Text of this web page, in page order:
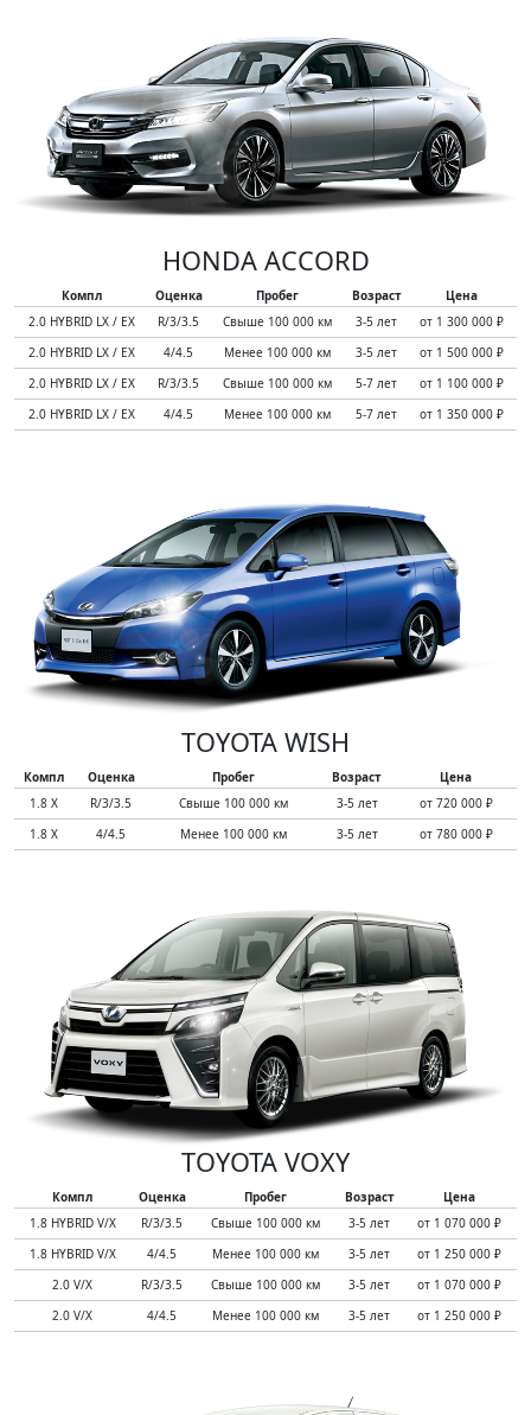
HONDA ACCORD
Компл Оценка Пробег Возраст
Цена
2.0 HYBRID LX / EX
R/3/3.5 Свыше 100 000 км 3-5 лет
от 1 300 000 ₽
2.0 HYBRID LX / EX
4/4.5 Менее 100 000 км 3-5 лет
от 1 500 000 ₽
2.0 HYBRID LX / EX
R/3/3.5 Свыше 100 000 км 5-7 лет
от 1 100 000 ₽
2.0 HYBRID LX / EX
4/4.5 Менее 100 000 км 5-7 лет от 1 350 000 ₽
TOYOTA WISH
Компл Оценка Пробег Возраст
Цена
1.8 X
R/3/3.5 Свыше 100 000 км 3-5 лет
от 720 000 ₽
1.8 X
4/4.5 Менее 100 000 км 3-5 лет от 780 000 ₽
TOYOTA VOXY
Компл Оценка Пробег Возраст
Цена
1.8 HYBRID V/X
R/3/3.5 Свыше 100 000 км 3-5 лет
от 1 070 000 ₽
1.8 HYBRID V/X
4/4.5 Менее 100 000 км 3-5 лет
от 1 250 000 ₽
2.0 V/X
R/3/3.5 Свыше 100 000 км 3-5 лет
от 1 070 000 ₽
2.0 V/X
4/4.5 Менее 100 000 км 3-5 лет от 1 250 000 ₽